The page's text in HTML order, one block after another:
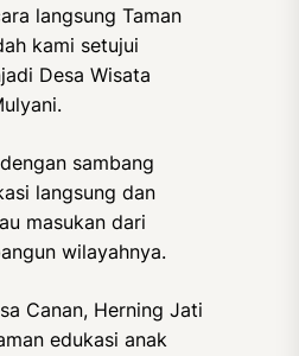
langsung Taman
kami setujui
Desa Wisata
sambang
langsung dan
masukan dari
wilayahnya.
Canan, Herning Jati
edukasi anak